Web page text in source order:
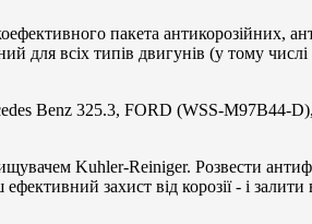
пакета антикорозійних,
для всіх типів двигунів (у тому
Benz 325.3, FORD (WSS-M97B44-
Kuhler-Reiniger. Розвести
захист від корозії - і залити